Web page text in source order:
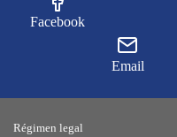
Facebook
Email
Régimen legal